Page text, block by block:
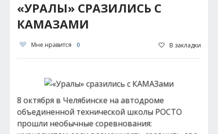
«УРАЛЫ» СРАЗИЛИСЬ С
КАМАЗАМИ
Мне нравится 0 В закладки
8 октября в Челябинске на автодроме
объединенной технической школы РОСТО
прошли необычные соревнования: